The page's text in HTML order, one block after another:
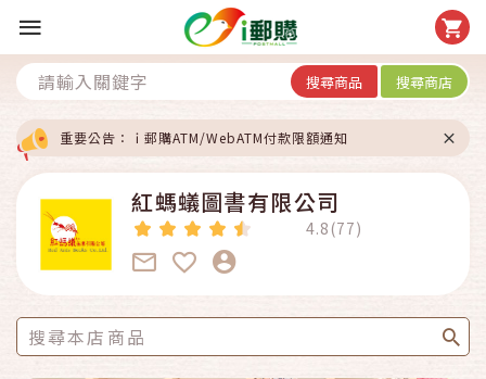
搜尋商品 搜尋商店
重要公告：ｉ郵購ATM/WebATM付款限額通知
紅螞蟻圖書有限公司
4.8(77)